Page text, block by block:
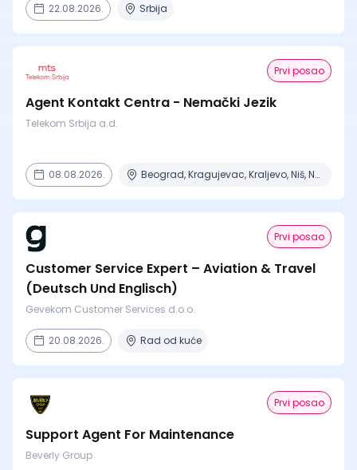
22.08.2026. Srbija
Prvi posao
Agent Kontakt Centra - Nemački Jezik
Telekom Srbija a.d.
08.08.2026. Beograd, Kragujevac, Kraljevo, Niš, Novi Sad + 2 mesta
Prvi posao
Customer Service Expert – Aviation & Travel
(Deutsch Und Englisch)
Gevekom Customer Services d.o.o.
20.08.2026. Rad od kuće
Prvi posao
Support Agent For Maintenance
Beverly Group